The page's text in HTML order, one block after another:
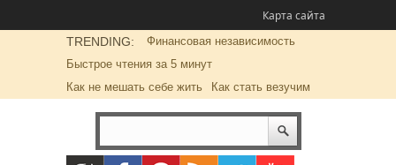
Карта сайта
TRENDING:
Финансовая независимость
Быстрое чтения за 5 минут
Как не мешать себе жить
Как стать везучим